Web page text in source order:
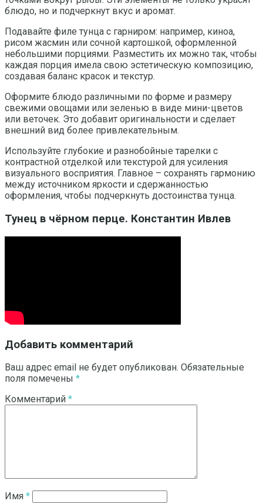
блюдо, но и подчеркнут вкус и аромат.
Подавайте филе тунца с гарниром: например, киноа,
рисом жасмин или сочной картошкой, оформленной
небольшими порциями. Разместить их можно так, чтобы
каждая порция имела свою эстетическую композицию,
создавая баланс красок и текстур.
Оформите блюдо различными по форме и размеру
свежими овощами или зеленью в виде мини-цветов
или веточек. Это добавит оригинальности и сделает
внешний вид более привлекательным.
Используйте глубокие и разнобойные тарелки с
контрастной отделкой или текстурой для усиления
визуального восприятия. Главное – сохранять гармонию
между источником яркости и сдержанностью
оформления, чтобы подчеркнуть достоинства тунца.
Тунец в чёрном перце. Константин Ивлев
Добавить комментарий
Ваш адрес email не будет опубликован. Обязательные
поля помечены *
Комментарий *
Имя *